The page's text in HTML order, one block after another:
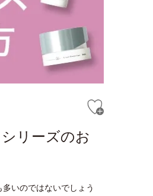
リーズのお
いのではないでしょう